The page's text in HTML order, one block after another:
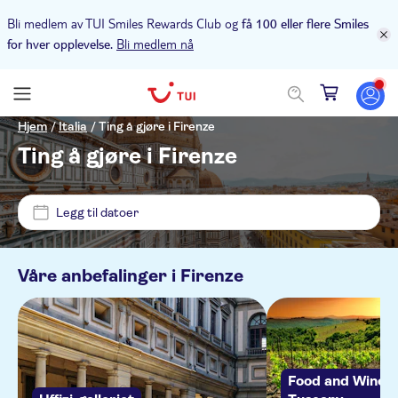
Bli medlem av TUI Smiles Rewards Club og få 100 eller flere Smiles
for hver opplevelse. Bli medlem nå
Hjem /Italia /Ting å gjøre i Firenze
Ting å gjøre i Firenze
Legg til datoer
Våre anbefalinger i Firenze
Food and Wine
Min NOK Max NOK
Upphämtning på hotellet
NO-PICKUP
Florence Airport
Florence Train Station
MY TREVI
Hotel Manfredi Suite in Rome
Alternativer
Gratis kansellering
Elektronisk billett
Guidet rundtur
Kategorier
Utflukter og dagsturer
Kultur og historie
Toppattraksjoner
Sightseeing og tradisjoner
Aktiviteter
Byaktiviteter
Severdigheter og guidede turer
Aktivitetsspråk
English